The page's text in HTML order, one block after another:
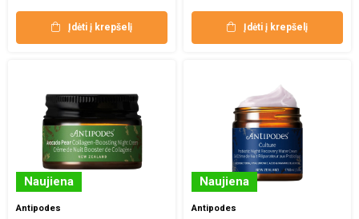
Įdėti į krepšelį Įdėti į krepšelį
Naujiena
Antipodes
Naujiena
Antipodes